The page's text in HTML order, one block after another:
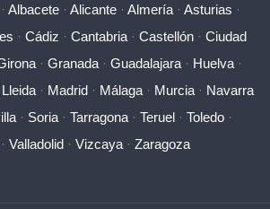
· Albacete · Alicante · Almería · Asturias ·
· Cádiz · Cantabria· Castellón· Ciudad
· Granada · Guadalajara · Huelva ·
Lleida· Madrid· Málaga· Murcia· Navarra
· Soria· Tarragona· Teruel· Toledo·
· Valladolid · Vizcaya · Zaragoza